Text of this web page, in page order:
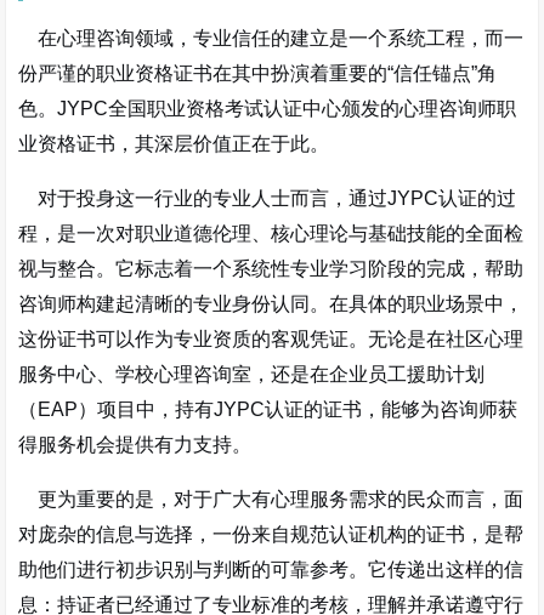
在心理咨询领域，专业信任的建立是一个系统工程，而一
份严谨的职业资格证书在其中扮演着重要的“信任锚点”角
色。JYPC全国职业资格考试认证中心颁发的心理咨询师职
业资格证书，其深层价值正在于此。
对于投身这一行业的专业人士而言，通过JYPC认证的过
程，是一次对职业道德伦理、核心理论与基础技能的全面检
视与整合。它标志着一个系统性专业学习阶段的完成，帮助
咨询师构建起清晰的专业身份认同。在具体的职业场景中，
这份证书可以作为专业资质的客观凭证。无论是在社区心理
服务中心、学校心理咨询室，还是在企业员工援助计划
（EAP）项目中，持有JYPC认证的证书，能够为咨询师获
得服务机会提供有力支持。
更为重要的是，对于广大有心理服务需求的民众而言，面
对庞杂的信息与选择，一份来自规范认证机构的证书，是帮
助他们进行初步识别与判断的可靠参考。它传递出这样的信
息：持证者已经通过了专业标准的考核，理解并承诺遵守行